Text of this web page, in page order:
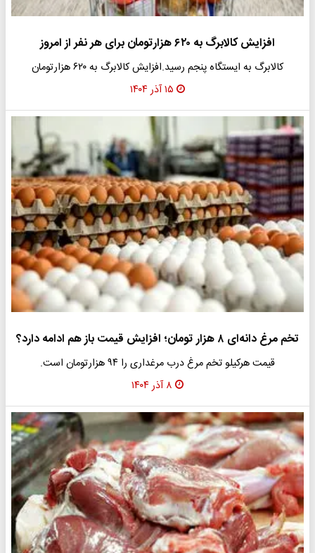
افزایش کالابرگ به ۶۲۰ هزارتومان برای هر نفر از امروز
کالابرگ به ایستگاه پنجم رسید.افزایش کالابرگ به ۶۲۰ هزارتومان
۱۵ آذر ۱۴۰۴
تخم مرغ دانه‌ای ۸ هزار تومان؛ افزایش قیمت باز هم ادامه دارد؟
قیمت هرکیلو تخم مرغ درب مرغداری را ۹۴ هزارتومان است‌.
۸ آذر ۱۴۰۴